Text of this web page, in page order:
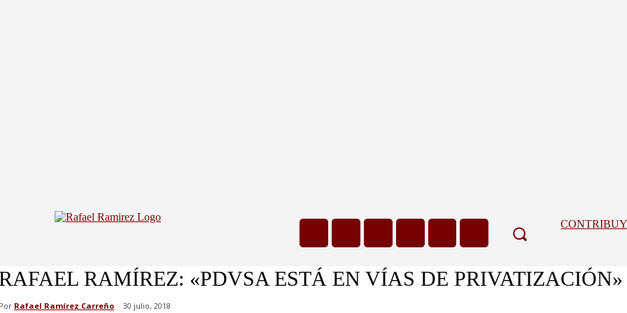
RAMÍREZ: «PDVSA ESTÁ EN VÍAS DE PRIVATIZACIÓN»
Rafael Ramírez Carreño 30 julio, 2018